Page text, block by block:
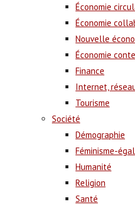
Économie
Économie
Nouvelle
Économie
Finance
Internet,
Tourisme
Société
Démographie
Féminisme-
Humanité
Religion
Santé